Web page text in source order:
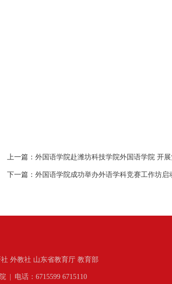
上一篇： 外国语学院赴潍坊科技学院外国语学院 开
下一篇： 外国语学院成功举办外语学科竞赛工作坊
外教社 山东省教育厅 教育部
电话：6715599 6715110